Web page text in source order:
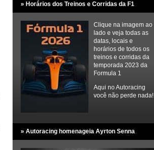
» Horários dos Treinos e Corridas da F1
Clique na imagem ao
lado e veja todas as
datas, locais e
horários de todos os
treinos e corridas da
temporada 2023 da
Formula 1
Aqui no Autoracing
você não perde nada!
» Autoracing homenageia Ayrton Senna